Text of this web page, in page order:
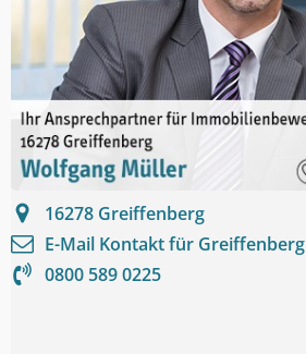
16278 Greiffenberg
E-Mail Kontakt für Greiffenberg
0800 589 0225